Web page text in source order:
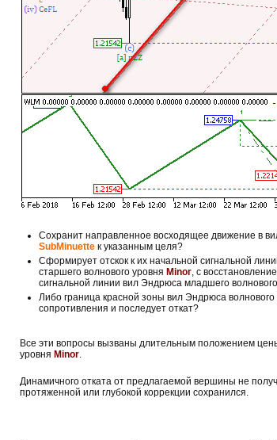
Сохранит направленное восходящее движение в
SubMinuette к указанным целя?
Сформирует отскок к их начальной сигнальной
старшего волнового уровня Minor , с
сигнальной линии вил Эндрюса младшего
Либо граница красной зоны вил Эндрюса волнового
сопротивления и последует откат?
Все эти вопросы вызваны длительным положением
уровня Minor
Динамичного отката от предлагаемой вершины не
протяженной или глубокой коррекции сохранился.